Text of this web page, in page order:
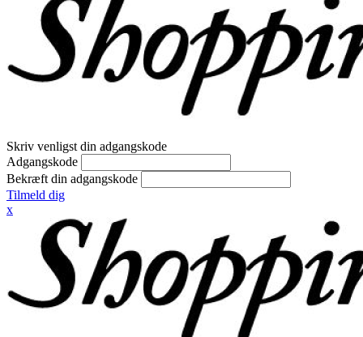
Skriv venligst din adgangskode
Adgangskode
Bekræft din adgangskode
Tilmeld dig
x